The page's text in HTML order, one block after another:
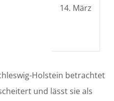
14. März
Holstein betrachtet
und lässt sie als